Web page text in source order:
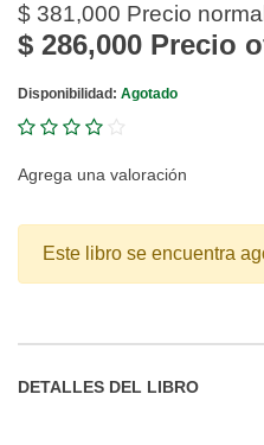
$ 381,000 Precio normal
$ 286,000 Precio
Disponibilidad: Agotado
Agrega una valoración
Este libro se encuentra
DETALLES DEL LIBRO